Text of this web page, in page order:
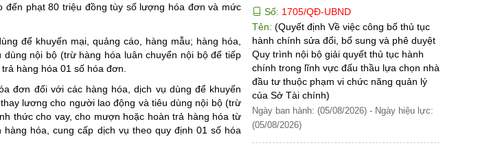
phạt 80 triệu đồng tùy số lượng hóa đơn và mức
để khuyến mại, quảng cáo, hàng mẫu; hàng hóa,
nội bộ (trừ hàng hóa luân chuyển nội bộ để tiếp
hàng hóa 01 số hóa đơn.
đơn đối với các hàng hóa, dịch vụ dùng để khuyến
lương cho người lao động và tiêu dùng nội bộ (trừ
thức cho vay, cho mượn hoặc hoàn trả hàng hóa từ
hóa, cung cấp dịch vụ theo quy định 01 số hóa
Số: 1705/QĐ-UBND
Tên: (Quyết định Về việc công bố thủ tục
hành chính sửa đổi, bổ sung và phê duyệt
Quy trình nội bộ giải quyết thủ tục hành
chính trong lĩnh vực đấu thầu lựa chọn nhà
đầu tư thuộc phạm vi chức năng quản lý
của Sở Tài chính)
Ngày ban hành: (05/08/2026) - Ngày hiệu lực:
(05/08/2026)